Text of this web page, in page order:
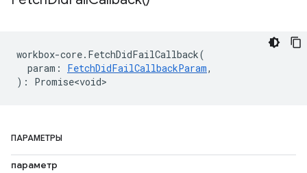
workbox-core. FetchDidFailCallback(
param : FetchDidFailCallbackParam,
) : Promise<void>
ПАРАМЕТРЫ
параметр